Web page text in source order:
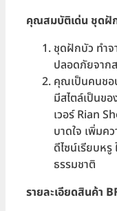
คุณสมบัติเด่น ชุดฝั
ชุดฝักบัว ทำจ
ปลอดภัยจาก
คุณเป็นคนชอ
มีสไตล์เป็นขอ
เวอร์ Rian
บาดใจ เพิ่มค
ดีไซน์เรียบห
ธรรมชาติ
รายละเอียดสินค้า